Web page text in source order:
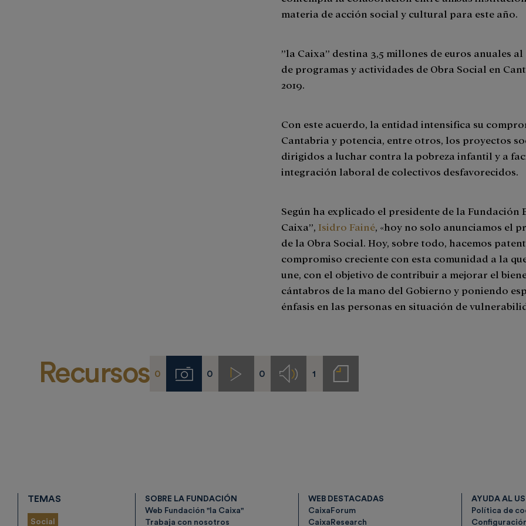
materia de acción social y cultural para este año.
”la Caixa” destina 3,5 millones de euros anuales
de programas y actividades de Obra Social en
2019.
Con este acuerdo, la entidad intensifica su
Cantabria y potencia, entre otros, los proyectos
dirigidos a luchar contra la pobreza infantil y a
integración laboral de colectivos desfavorecidos.
Según ha explicado el presidente de la Fundación
Caixa”, Isidro Fainé, «hoy no solo anunciamos el
de la Obra Social. Hoy, sobre todo, hacemos
compromiso creciente con esta comunidad a la
une, con el objetivo de contribuir a mejorar el
cántabros de la mano del Gobierno y poniendo
énfasis en las personas en situación de
Recursos 0 Imágenes
0 Videos0 Audios
1
Notas
de
TEMAS
Social
SOBRE LA FUNDACIÓN
Web Fundación "la Caixa"
Trabaja con nosotros
WEB DESTACADAS
CaixaForum
CaixaResearch
AYUDA AL
Política de